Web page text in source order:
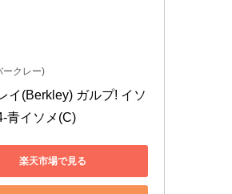
ークレー)
イ(Berkley) ガルプ! イソ
青イソメ(C)
楽天市場で見る